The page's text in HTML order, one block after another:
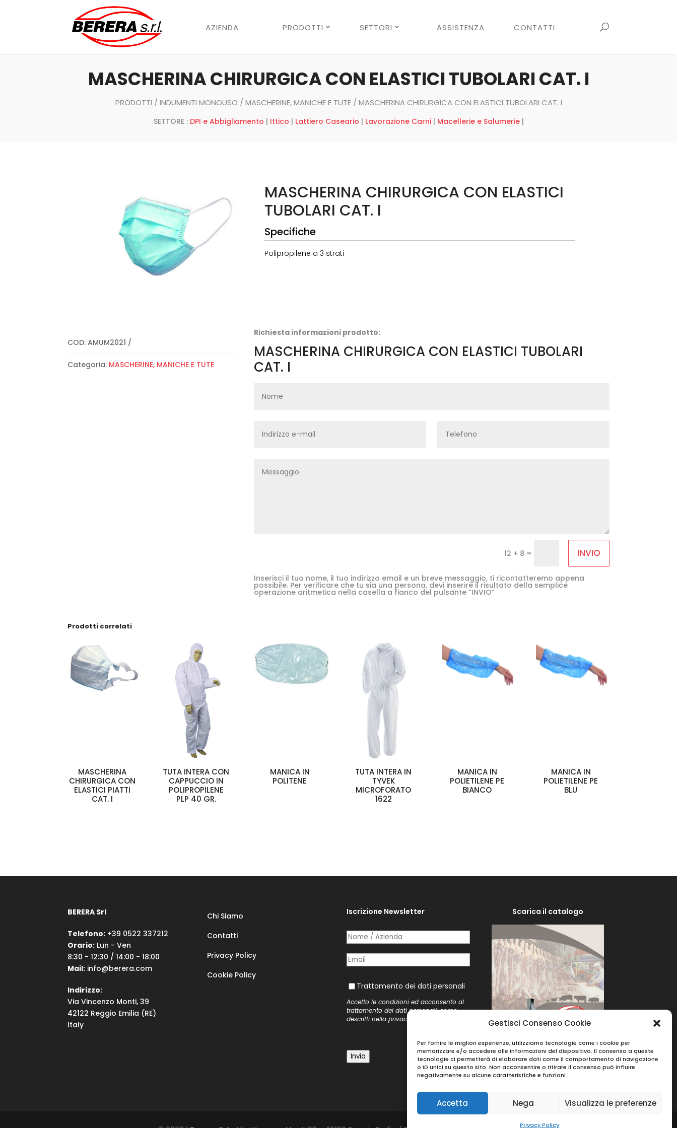
Gestisci Consenso Cookie
Per fornire le migliori esperienze, utilizziamo tecnologie come i cookie per
memorizzare e/o accedere alle informazioni del dispositivo. Il consenso a queste
tecnologie ci permetterà di elaborare dati come il comportamento di navigazione
o ID unici su questo sito. Non acconsentire o ritirare il consenso può influire
negativamente su alcune caratteristiche e funzioni.
Accetta Nega Visualizza le preferenze
Privacy Policy
AZIENDA PRODOTTI SETTORI ASSISTENZA CONTATTI
MASCHERINA CHIRURGICA CON ELASTICI TUBOLARI CAT. I
PRODOTTI / INDUMENTI MONOUSO / MASCHERINE, MANICHE E TUTE/ MASCHERINA CHIRURGICA CON ELASTICI TUBOLARI CAT. I
SETTORE : DPI e Abbigliamento | Ittico | Lattiero Caseario | Lavorazione Carni| Macellerie e Salumerie|
MASCHERINA CHIRURGICA CON ELASTICI
TUBOLARI CAT. I
Specifiche
Polipropilene a 3 strati
COD:AMUM2021
Categoria: MASCHERINE, MANICHE E TUTE
Richiesta informazioni prodotto:
MASCHERINA CHIRURGICA CON ELASTICI TUBOLARI
CAT. I
12 + 8 = INVIO
Inserisci il tuo nome, il tuo indirizzo email e un breve messaggio, ti ricontatteremo appena
possibile. Per verificare che tu sia una persona, devi inserire il risultato della semplice
operazione aritmetica nella casella a fianco del pulsante “INVIO”
Prodotti correlati
MASCHERINA
CHIRURGICA CON
ELASTICI PIATTI
CAT. I
TUTA INTERA CON
CAPPUCCIO IN
POLIPROPILENE
PLP 40 GR.
MANICA IN
POLITENE
TUTA INTERA IN
TYVEK
MICROFORATO
1622
MANICA IN
POLIETILENE PE
BIANCO
MANICA IN
POLIETILENE PE
BLU
BERERA Srl
Telefono: +39 0522 337212
Orario: Lun - Ven
8:30 - 12:30 / 14:00 - 18:00
Mail: info@berera.com
Indirizzo:
Via Vincenzo Monti, 39
42122 Reggio Emilia (RE)
Italy
Chi Siamo
Contatti
Privacy Policy
Cookie Policy
Iscrizione Newsletter
Nome /​ Azienda
Posta elettronica
Trattamento dei dati personali
Trattamento dei dati personali
Accetto le condizioni ed acconsento al
trattamento dei dati personali, come
descritti nellaprivacy policy
Invia
Scarica il catalogo